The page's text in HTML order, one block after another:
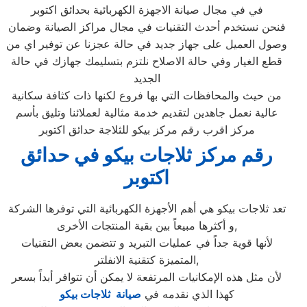
في في مجال صيانة الاجهزة الكهربائية بحدائق اكتوبر
فنحن نستخدم أحدث التقنيات في مجال مراكز الصيانة وضمان
وصول العميل على جهاز جديد في حالة عجزنا عن توفير اي من
قطع الغيار وفي حالة الاصلاح نلتزم بتسليمك جهازك في حالة
الجديد
من حيث والمحافظات التي بها فروع لكنها ذات كثافة سكانية
عالية نعمل جاهدين لتقديم خدمة مثالية لعملائنا وتليق بأسم
مركز اقرب رقم مركز بيكو للثلاجة حدائق اكتوبر
رقم مركز ثلاجات بيكو في حدائق
اكتوبر
تعد ثلاجات بيكو هي أهم الأجهزة الكهربائية التي توفرها الشركة
و أكثرها مبيعاً بين بقية المنتجات الأخرى,
لأنها قوية جداً في عمليات التبريد و تتضمن بعض التقنيات
المتميزة كتقنية الانفلتر,
لأن مثل هذه الإمكانيات المرتفعة لا يمكن أن تتوافر أبداً بسعر
كهذا الذي نقدمه في صيانة ثلاجات بيكو